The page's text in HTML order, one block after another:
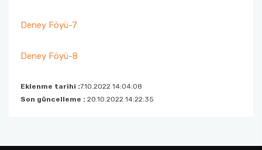
Deney Föyü-7
Deney Föyü-8
Eklenme tarihi :7.10.2022 14:04:08
Son güncelleme : 20.10.2022 14:22:35